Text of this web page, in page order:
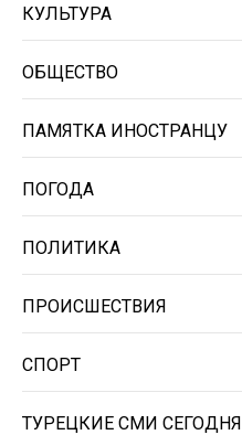
КУЛЬТУРА
ОБЩЕСТВО
ПАМЯТКА ИНОСТРАНЦУ
ПОГОДА
ПОЛИТИКА
ПРОИСШЕСТВИЯ
СПОРТ
ТУРЕЦКИЕ СМИ СЕГОДНЯ